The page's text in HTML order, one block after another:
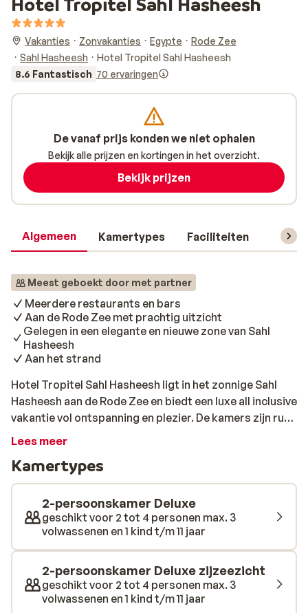
Vakanties Zonvakanties Egypte
Rode Zee
Sahl Hasheesh
Hotel Tropitel Sahl Hasheesh
8.6 Fantastisch 70 ervaringen
Algemeen Kamertypes Faciliteiten
Meest geboekt door met partner
Meerdere restaurants en bars
Aan de Rode Zee met prachtig uitzicht
Gelegen in een elegante en nieuwe zone van Sahl
Hasheesh
Aan het strand
Hotel Tropitel Sahl Hasheesh ligt in het zonnige Sahl
Hasheesh aan de Rode Zee en biedt een luxe all inclusive
vakantie vol ontspanning en plezier. De kamers zijn ruim
en comfortabel ingerichten en zijn een fijne plek om tot
activiteiten. Je geniet aan het prachtige zwembad,
terwijl de waterglijbanen zorgen voor extra plezier. Op
het langgerekte privéstrand kun je heerlijk zonnen en in
het wellnesscenter vind je rust en verwenmomenten.
Wie graag actief bezig is, volgt een duikles bij het
duikcentrum van het hotel. De onderwaterwereld van
Egypte behoort tot de mooiste ter wereld, dus dit is
zeker een aanrader. Dankzij meerdere restaurants en
bars eet je de hele dag door gevarieerd en lekker.
Lees meer
Kamertypes
2-persoonskamer Deluxe
geschikt voor 2 tot 4 personen max. 3
volwassenen en 1 kind t/m 11 jaar
2-persoonskamer Deluxe zijzeezicht
geschikt voor 2 tot 4 personen max. 3
volwassenen en 1 kind t/m 11 jaar
De vanaf prijs konden we niet ophalen
Bekijk alle prijzen en kortingen in het overzicht.
Bekijk prijzen